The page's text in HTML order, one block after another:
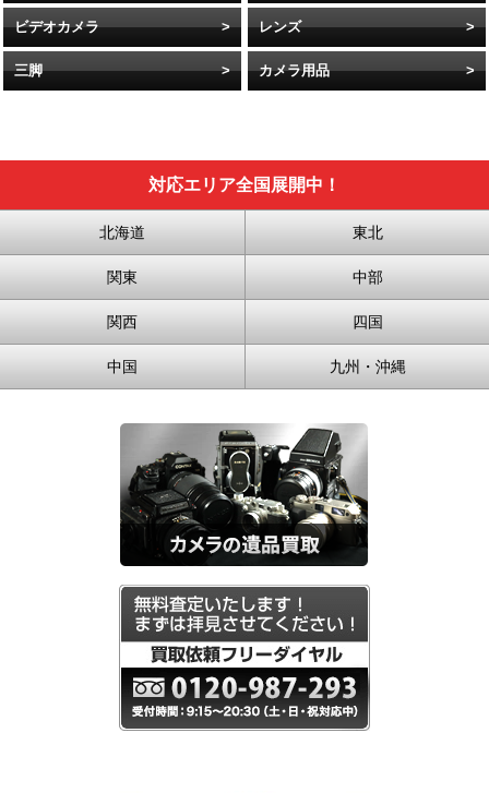
ビデオカメラ レンズ
三脚 カメラ用品
対応エリア全国展開中！
北海道 東北
関東 中部
関西 四国
中国 九州・沖縄